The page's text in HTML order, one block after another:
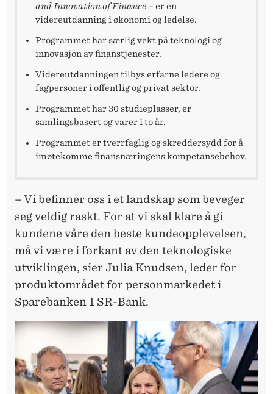
and Innovation of Finance – er en
videreutdanning i økonomi og ledelse.
Programmet har særlig vekt på teknologi og
innovasjon av finanstjenester.
Videreutdanningen tilbys erfarne ledere og
fagpersoner i offentlig og privat sektor.
Programmet har 30 studieplasser, er
samlingsbasert og varer i to år.
Programmet er tverrfaglig og skreddersydd for å
imøtekomme finansnæringens kompetansebehov.
– Vi befinner oss i et landskap som beveger
seg veldig raskt. For at vi skal klare å gi
kundene våre den beste kundeopplevelsen,
må vi være i forkant av den teknologiske
utviklingen, sier Julia Knudsen, leder for
produktområdet for personmarkedet i
Sparebanken 1 SR-Bank.